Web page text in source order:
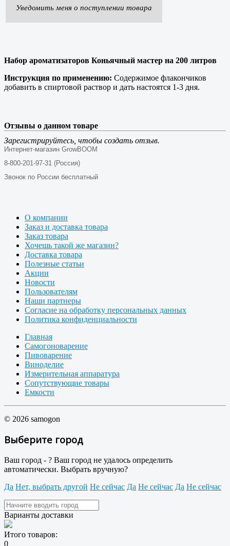
Уведомить меня о поступлении товара
Набор ароматизаторов Коньячный мастер на 200 литров
Инструкция по применению: Содержимое флакончиков
добавить в спиртовой раствор и дать настоятся 1-3 дня.
Отзывы о данном товаре
Зарегистрируйтесь, чтобы создать отзыв.
Интернет-магазин GrowBOOM
8-800-201-97-31 (Россия)
Звонок по России бесплатный
О компании
Заказ и доставка товара
Заказ товара
Хочешь такой же магазин?
Доставка товара
Полезные статьи
Акции
Новости
Пользователям
Наши партнеры
Согласие на обработку персональных данных
Политика конфиденциальности
Главная
Самогоноварение
Пивоварение
Виноделие
Измерительная аппаратура
Сопутствующие товары
Емкости
© 2026 samogon
Выберите город
Ваш город - ? Ваш город не удалось определить
автоматически. Выбрать вручную?
Да Нет, выбрать другой Не сейчас Да Не сейчас Да Не сейчас
Варианты доставки
Итого товаров:
0